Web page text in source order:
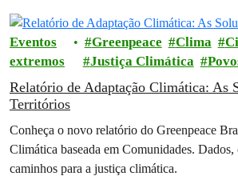
Eventos
extremos
Greenpeace Clima
Justiça Climática
Relatório de Adaptação Climática: As
Territórios
Conheça o novo relatório do Greenpeace
Climática baseada em Comunidades. Dados,
caminhos para a justiça climática.